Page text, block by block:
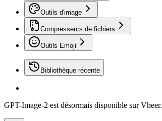
Outils d'image
Compresseurs de fichiers
Outils Emoji
Bibliothèque récente
GPT-Image-2 est désormais disponible sur Vheer.